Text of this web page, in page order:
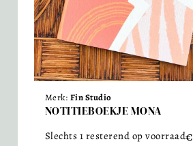
Merk: Fin Studio
NOTITIEBOEKJE MONA
Slechts 1 resterend op voorraad€